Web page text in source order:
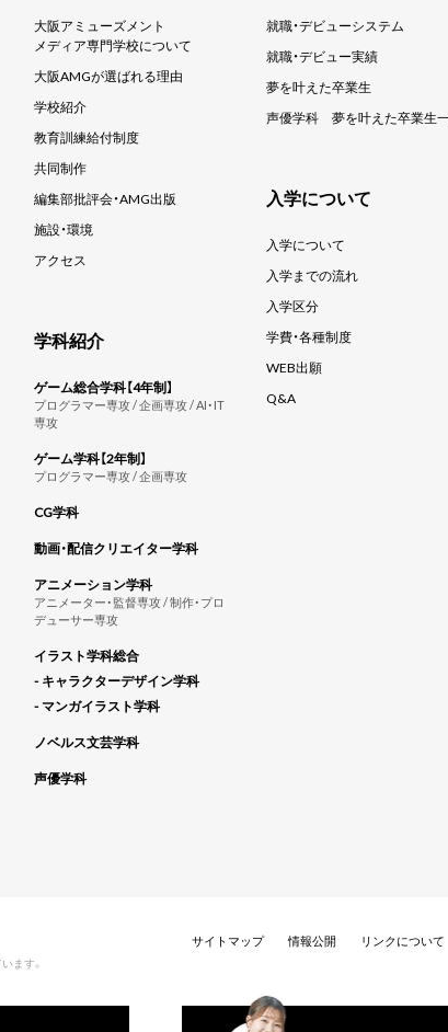
大阪アミューズメント
メディア専門学校について
大阪AMGが選ばれる理由
学校紹介
教育訓練給付制度
共同制作
編集部批評会・AMG出版
施設・環境
アクセス
学科紹介
ゲーム総合学科【4年制】
プログラマー専攻 / 企画専攻 / AI・IT
専攻
ゲーム学科【2年制】
プログラマー専攻 / 企画専攻
CG学科
動画・配信クリエイター学科
アニメーション学科
アニメーター・監督専攻 / 制作・プロ
デューサー専攻
イラスト学科総合
- キャラクターデザイン学科
- マンガイラスト学科
ノベルス文芸学科
声優学科
就職・デビューシステム
就職・デビュー実績
夢を叶えた卒業生
声優学科 夢を叶えた卒業生
入学について
入学について
入学までの流れ
入学区分
学費・各種制度
WEB出願
Q&A
サイトマップ 情報公開 リンクについて
ます。